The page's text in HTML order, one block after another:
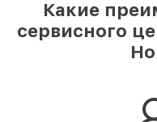
Какие
сервисного